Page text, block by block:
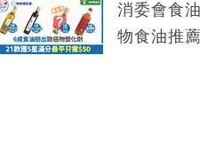
消委會食
物食油推